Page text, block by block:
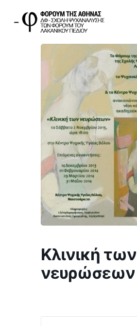
Κλινική των
νευρώσεων